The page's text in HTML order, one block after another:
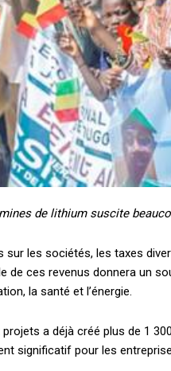
CHOISIR LE FORFAIT
de lithium suscite
sur les sociétés, les taxes
de ces revenus donnera
la santé et l’énergie.
a déjà créé plus de 1
significatif pour les